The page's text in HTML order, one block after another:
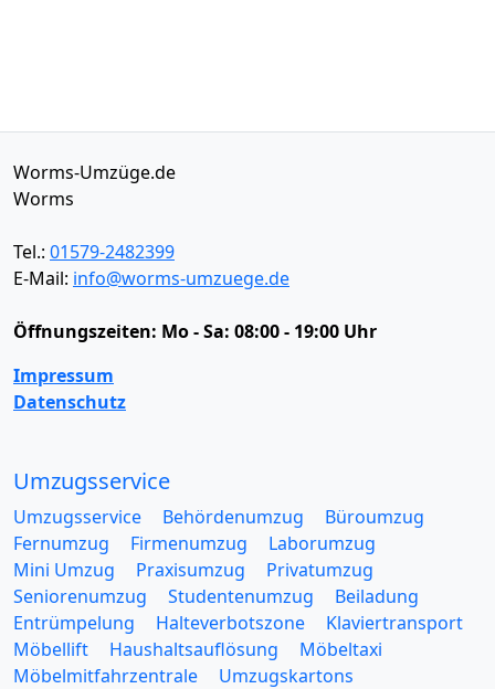
Worms-Umzüge.de
Worms
Tel.: 01579-2482399
E-Mail: info@worms-umzuege.de
Öffnungszeiten: Mo - Sa: 08:00 - 19:00 Uhr
Impressum
Datenschutz
Umzugsservice
Umzugsservice Behördenumzug
Büroumzug
Fernumzug
Firmenumzug
Laborumzug
Mini Umzug
Praxisumzug
Privatumzug
Seniorenumzug
Studentenumzug
Beiladung
Entrümpelung
Halteverbotszone
Klaviertransport
Möbellift
Haushaltsauflösung
Möbeltaxi
Möbelmitfahrzentrale
Umzugskartons